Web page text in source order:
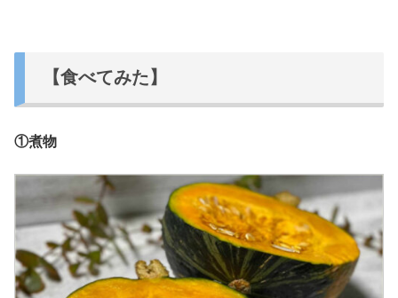
【食べてみた】
①煮物